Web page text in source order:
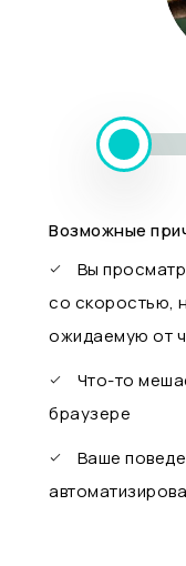
Возможные
Вы
со скоростью,
ожидаемую от
Что-то
браузере
Ваше